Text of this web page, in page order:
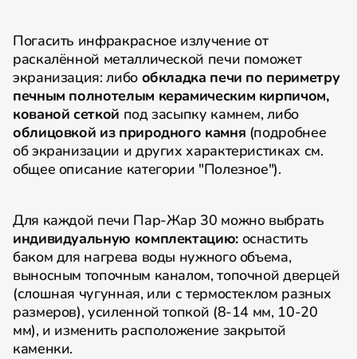
Погасить инфракрасное излучение от
раскалённой металлической печи поможет
экранизация: либо обкладка печи по периметру
печным полнотелым керамическим кирпичом,
кованой сеткой под засыпку камнем, либо
облицовкой из природного камня (подробнее
об экранизации и других характеристиках см.
общее описание категории "Полезное").
Для каждой печи Пар-Жар 30 можно выбрать
индивидуальную комплектацию:оснастить
баком для нагрева воды нужного объема,
выносным топочным каналом, топочной дверцей
(слошная чугунная, или с термостеклом разных
размеров), усиленной топкой (8-14 мм, 10-20
мм), и изменить расположение закрытой
каменки.